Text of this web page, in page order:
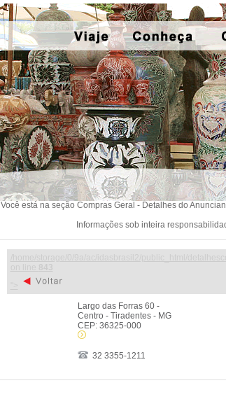
Você está na seção Compras Geral - Detalhes do
Informações sob inteira
Largo das Forras 60 -
Centro - Tiradentes - MG
CEP: 36325-000
32 3355-1211